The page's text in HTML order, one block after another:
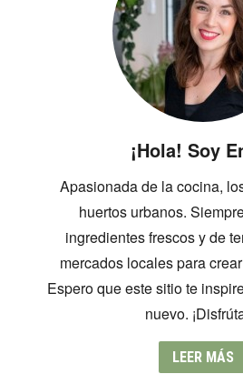
¡Hola! Soy
Apasionada de la cocina,
huertos urbanos.
ingredientes frescos y de
mercados locales para
Espero que este sitio te
nuevo.
LEER MÁS